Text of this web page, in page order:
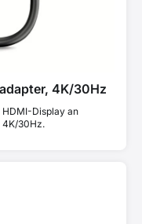
4K/30Hz
Display an
4K/30Hz.